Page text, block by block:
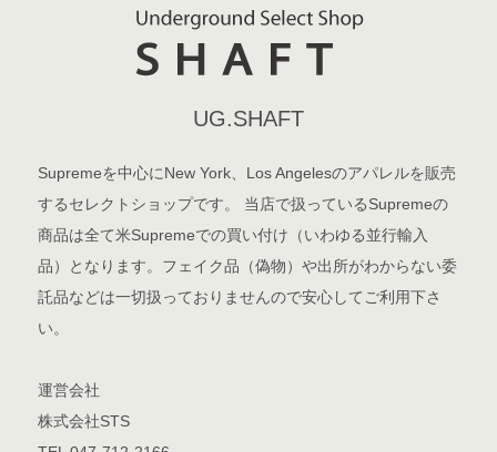
UG.SHAFT
Supremeを中心にNew York、Los Angelesのアパレルを販売
するセレクトショップです。 当店で扱っているSupremeの
商品は全て米Supremeでの買い付け（いわゆる並行輸入
品）となります。フェイク品（偽物）や出所がわからない委
託品などは一切扱っておりませんので安心してご利用下さ
い。
運営会社
株式会社STS